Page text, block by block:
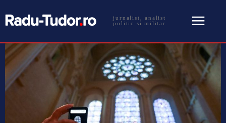
jurnalist, analist
politic si militar